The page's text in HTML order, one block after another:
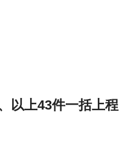
以上43件一括上程